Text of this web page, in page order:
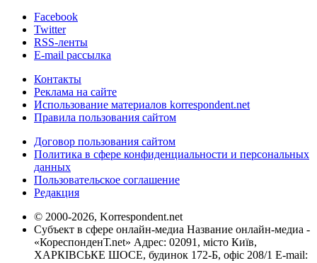
Facebook
Twitter
RSS-ленты
E-mail рассылка
Контакты
Реклама на сайте
Использование материалов korrespondent.net
Правила пользования сайтом
Договор пользования сайтом
Политика в сфере конфиденциальности и персональных
данных
Пользовательское соглашение
Редакция
© 2000-2026, Korrespondent.net
Субъект в сфере онлайн-медиа Название онлайн-медиа -
«КореспонденТ.net» Адрес: 02091, місто Київ,
ХАРКІВСЬКЕ ШОСЕ, будинок 172-Б, офіс 208/1 E-mail: